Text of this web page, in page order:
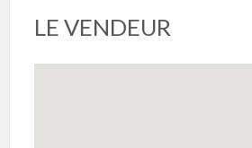
LE VENDEUR